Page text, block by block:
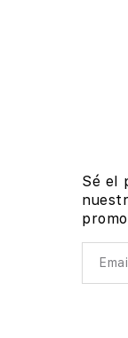
Sé el
Email